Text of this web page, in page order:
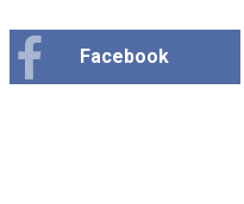
Facebook